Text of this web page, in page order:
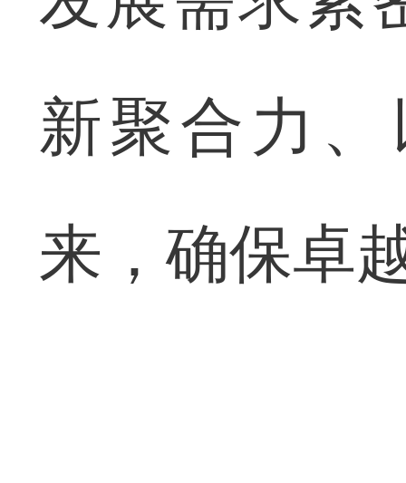
新聚合力
来，确保卓